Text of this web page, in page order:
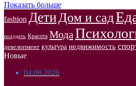
Показать больше
fashion ДетиДом и сад
похудеть Красота Мода
девелопмент культура недвижимость
Новые
04.08.2026